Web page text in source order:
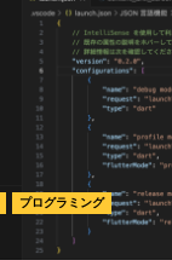
プログラミング